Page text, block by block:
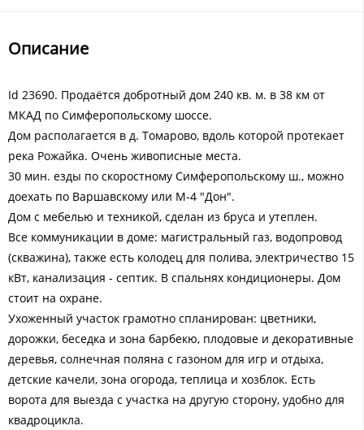
Описание
Id 23690. Продаётся добротный дом 240 кв. м. в 38 км от
МКАД по Симферопольскому шоссе.
Дом располагается в д. Томарово, вдоль которой протекает
река Рожайка. Очень живописные места.
30 мин. езды по скоростному Симферопольскому ш., можно
доехать по Варшавскому или М-4 "Дон".
Дом с мебелью и техникой, сделан из бруса и утеплен.
Все коммуникации в доме: магистральный газ, водопровод
(скважина), также есть колодец для полива, электричество 15
кВт, канализация - септик. В спальнях кондиционеры. Дом
стоит на охране.
Ухоженный участок грамотно спланирован: цветники,
дорожки, беседка и зона барбекю, плодовые и декоративные
деревья, солнечная поляна с газоном для игр и отдыха,
детские качели, зона огорода, теплица и хозблок. Есть
ворота для выезда с участка на другую сторону, удобно для
квадроцикла.